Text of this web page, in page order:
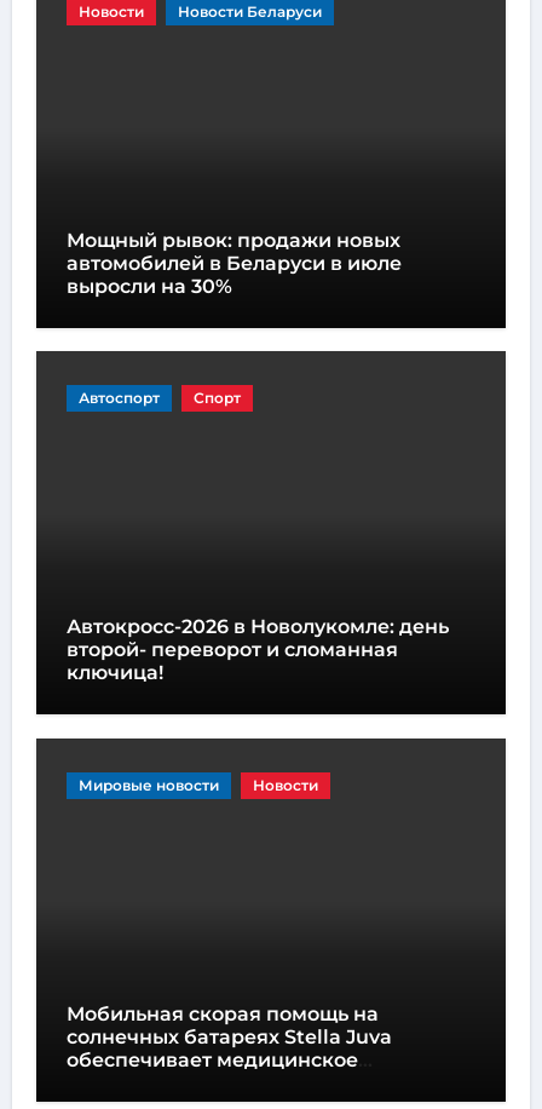
Новости Новости Беларуси
Мощный рывок: продажи новых
автомобилей в Беларуси в июле
выросли на 30%
Автоспорт Спорт
Автокросс-2026 в Новолукомле: день
второй- переворот и сломанная
ключица!
Мировые новости Новости
Мобильная скорая помощь на
солнечных батареях Stella Juva
обеспечивает медицинское